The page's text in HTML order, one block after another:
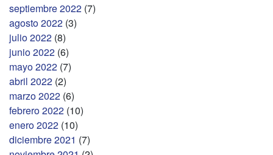
septiembre 2022 (7)
agosto 2022 (3)
julio 2022 (8)
junio 2022 (6)
mayo 2022 (7)
abril 2022 (2)
marzo 2022 (6)
febrero 2022 (10)
enero 2022 (10)
diciembre 2021 (7)